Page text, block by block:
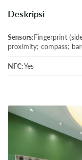
Deskripsi
Sensors:Fingerprint
proximity; compass;
NFC:Yes
USB:USB Type-C 1.0
Charging:15W wired;
3300